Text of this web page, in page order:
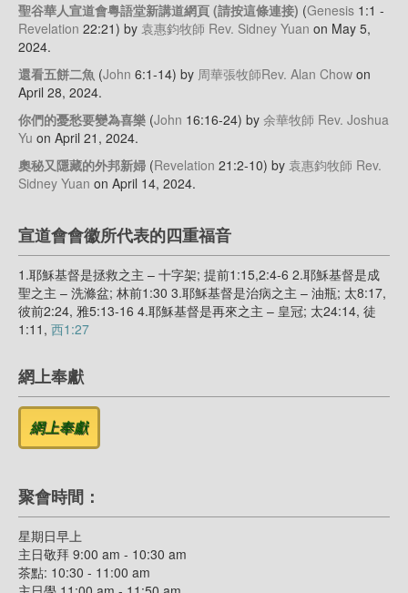
聖谷華人宣道會粵語堂新講道網頁 (請按這條連接) (Genesis 1:1 -
Revelation 22:21) by 袁惠鈞牧師 Rev. Sidney Yuan on May 5,
2024.
還看五餅二魚 (John 6:1-14) by 周華張牧師Rev. Alan Chow on
April 28, 2024.
你們的憂愁要變為喜樂 (John 16:16-24) by 余華牧師 Rev. Joshua
Yu on April 21, 2024.
奧秘又隱藏的外邦新婦 (Revelation 21:2-10) by 袁惠鈞牧師 Rev.
Sidney Yuan on April 14, 2024.
宣道會會徽所代表的四重福音
1.耶穌基督是拯救之主 – 十字架; 提前1:15,2:4-6 2.耶穌基督是成
聖之主 – 洗滌盆; 林前1:30 3.耶穌基督是治病之主 – 油瓶; 太8:17,
彼前2:24, 雅5:13-16 4.耶穌基督是再來之主 – 皇冠; 太24:14, 徒
1:11, 西1:27
網上奉獻
聚會時間：
星期日早上
主日敬拜 9:00 am - 10:30 am
茶點: 10:30 - 11:00 am